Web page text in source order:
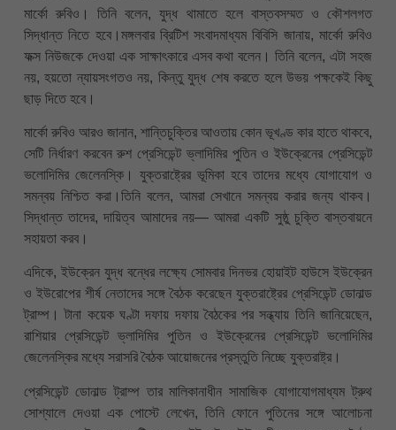
মার্কো রুবিও। তিনি বলেন, যুদ্ধ থামাতে হলে বাস্তবসম্মত ও কৌশলগত
সিদ্ধান্ত নিতে হবে।মঙ্গলবার ব্রিটিশ সংবাদমাধ্যম বিবিসি জানায়, মার্কো রুবিও
ফক্স নিউজকে দেওয়া এক সাক্ষাৎকারে এসব কথা বলেন। তিনি বলেন, এটা সহজ
নয়, হয়তো ন্যায়সংগতও নয়, কিন্তু যুদ্ধ শেষ করতে হলে উভয় পক্ষকেই কিছু
ছাড় দিতে হবে।
মার্কো রুবিও আরও জানান, শান্তিচুক্তির আওতায় কোন ভূখণ্ড কার হাতে থাকবে,
সেটি নির্ধারণ করবেন রুশ প্রেসিডেন্ট ভ্লাদিমির পুতিন ও ইউক্রেনের প্রেসিডেন্ট
ভলোদিমির জেলেনস্কি। যুক্তরাষ্ট্রের ভূমিকা হবে তাদের মধ্যে যোগাযোগ ও
সমন্বয় নিশ্চিত করা।তিনি বলেন, আমরা সেখানে সমন্বয় করার জন্য থাকব।
সিদ্ধান্ত তাদের, দায়িত্ব আমাদের নয়— আমরা একটি সুষ্ঠু চুক্তি বাস্তবায়নে
সহায়তা করব।
এদিকে, ইউক্রেন যুদ্ধ বন্ধের লক্ষ্যে সোমবার দিনভর হোয়াইট হাউসে ইউক্রেন
ও ইউরোপের শীর্ষ নেতাদের সঙ্গে বৈঠক করেছেন যুক্তরাষ্ট্রের প্রেসিডেন্ট ডোনাল্ড
ট্রাম্প। টানা কয়েক ঘণ্টা দফায় দফায় বৈঠকের পর সন্ধ্যায় তিনি জানিয়েছেন,
রাশিয়ার প্রেসিডেন্ট ভ্লাদিমির পুতিন ও ইউক্রেনের প্রেসিডেন্ট ভলোদিমির
জেলেনস্কির মধ্যে সরাসরি বৈঠক আয়োজনের প্রস্তুতি নিচ্ছে যুক্তরাষ্ট্র।
প্রেসিডেন্ট ডোনাল্ড ট্রাম্প তার মালিকানাধীন সামাজিক যোগাযোগমাধ্যম ট্রুথ
সোশ্যালে দেওয়া এক পোস্টে লেখেন, তিনি ফোনে পুতিনের সঙ্গে আলোচনা